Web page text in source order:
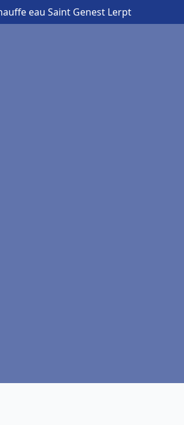
eau Saint Genest Lerpt